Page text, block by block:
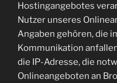
Hostingangebotes
Nutzer unseres
Angaben gehören, die
Kommunikation
die IP-Adresse, die
Onlineangeboten an